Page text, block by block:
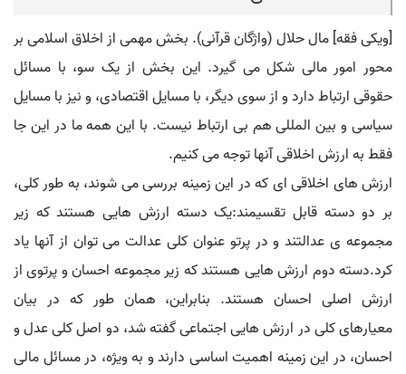
[ویکی فقه] مال حلال (واژگان قرآنی). بخش مهمی از اخلاق اسلامی بر
محور امور مالی شکل می گیرد. این بخش از یک سو، با مسائل
حقوقی ارتباط دارد و از سوی دیگر، با مسایل اقتصادی، و نیز با مسایل
سیاسی و بین المللی هم بی ارتباط نیست. با این همه ما در این جا
فقط به ارزش اخلاقی آنها توجه می کنیم.
ارزش های اخلاقی ای که در این زمینه بررسی می شوند، به طور کلی،
بر دو دسته قابل تقسیمند:یک دسته ارزش هایی هستند که زیر
مجموعه ی عدالتند و در پرتو عنوان کلی عدالت می توان از آنها یاد
کرد.دسته دوم ارزش هایی هستند که زیر مجموعه احسان و پرتوی از
ارزش اصلی احسان هستند. بنابراین، همان طور که در بیان
معیارهای کلی در ارزش هایی اجتماعی گفته شد، دو اصل کلی عدل و
احسان، در این زمینه اهمیت اساسی دارند و به ویژه، در مسائل مالی